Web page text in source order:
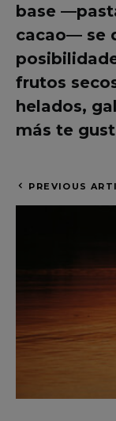
base
cacao— se
frutos
helados,
más te
PREVIOUS